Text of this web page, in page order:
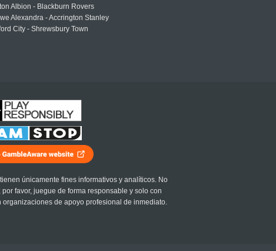
Albion - Blackburn Rovers
Alexandra - Accrington Stanley
City - Shrewsbury Town
tienen únicamente fines informativos y analíticos. No
favor, juegue de forma responsable y solo con
de apoyo profesional de inmediato.